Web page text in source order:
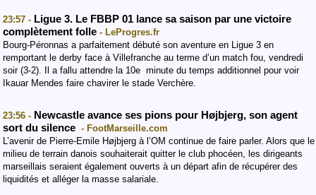
23:57 - Ligue 3. Le FBBP 01 lance sa saison par une victoire
complètement folle - LeProgres.fr
Bourg-Péronnas a parfaitement débuté son aventure en Ligue 3 en
remportant le derby face à Villefranche au terme d’un match fou, vendredi
soir (3-2). Il a fallu attendre la 10e minute du temps additionnel pour voir
Ikauar Mendes faire chavirer le stade Verchère.
23:56 - Newcastle avance ses pions pour Højbjerg, son agent
sort du silence - FootMarseille.com
L’avenir de Pierre-Emile Højbjerg à l’OM continue de faire parler. Alors que le
milieu de terrain danois souhaiterait quitter le club phocéen, les dirigeants
marseillais seraient également ouverts à un départ afin de récupérer des
liquidités et alléger la masse salariale.